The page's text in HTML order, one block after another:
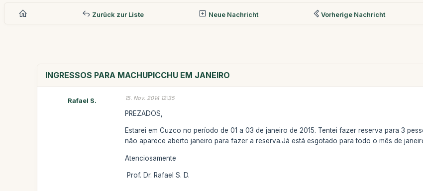
Zurück zur Liste Neue Nachricht Vorherige Nachricht
INGRESSOS PARA MACHUPICCHU EM JANEIRO
Rafael S. 15. Nov. 2014 12:35
PREZADOS,
Estarei em Cuzco no período de 01 a 03 de janeiro de 2015. Tentei fazer reserva para 3
não aparece aberto janeiro para fazer a reserva.Já está esgotado para todo o mês de
Atenciosamente
Prof. Dr. Rafael S. D.